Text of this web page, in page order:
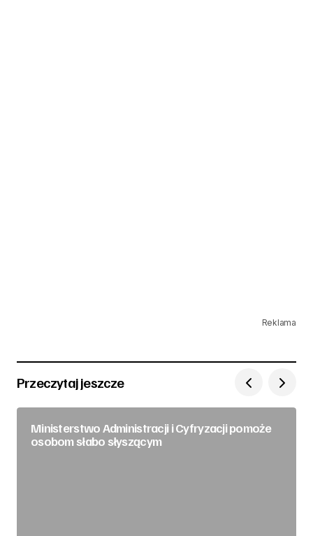
Reklama
Przeczytaj jeszcze
Ministerstwo Administracji i Cyfryzacji pomoże
osobom słabo słyszącym